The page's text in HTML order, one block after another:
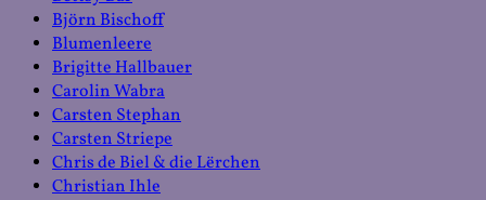
Björn Bischoff
Blumenleere
Brigitte Hallbauer
Carolin Wabra
Carsten Stephan
Carsten Striepe
Chris de Biel & die Lërchen
Christian Ihle